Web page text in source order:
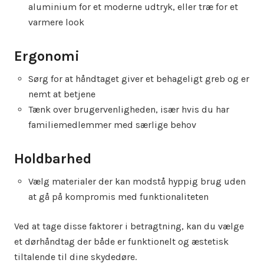
aluminium for et moderne udtryk, eller træ for et
varmere look
Ergonomi
Sørg for at håndtaget giver et behageligt greb og er
nemt at betjene
Tænk over brugervenligheden, især hvis du har
familiemedlemmer med særlige behov
Holdbarhed
Vælg materialer der kan modstå hyppig brug uden
at gå på kompromis med funktionaliteten
Ved at tage disse faktorer i betragtning, kan du vælge
et dørhåndtag der både er funktionelt og æstetisk
tiltalende til dine skydedøre.